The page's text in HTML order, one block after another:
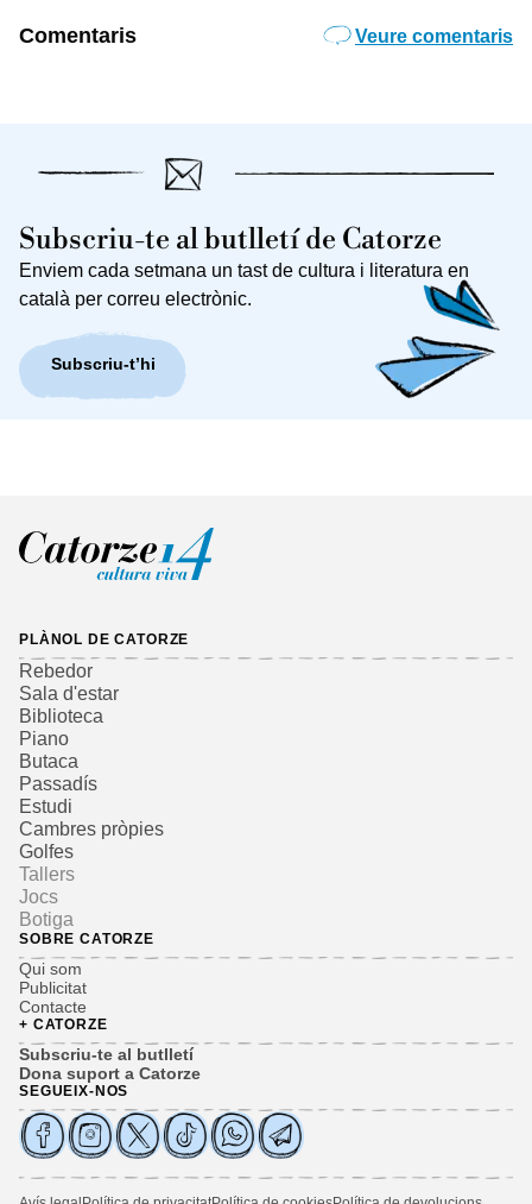
Comentaris Veure comentaris
Subscriu-te al butlletí de Catorze
Enviem cada setmana un tast de cultura i literatura en
català per correu electrònic.
Subscriu-t’hi
PLÀNOL DE CATORZE
Rebedor
Sala d'estar
Biblioteca
Piano
Butaca
Passadís
Estudi
Cambres pròpies
Golfes
Tallers
Jocs
Botiga
SOBRE CATORZE
Qui som
Publicitat
Contacte
+ CATORZE
Subscriu-te al butlletí
Dona suport a Catorze
SEGUEIX-NOS